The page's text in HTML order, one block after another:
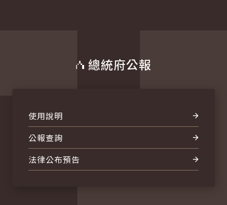
總統府公報
使用說明
公報查詢
法律公布預告